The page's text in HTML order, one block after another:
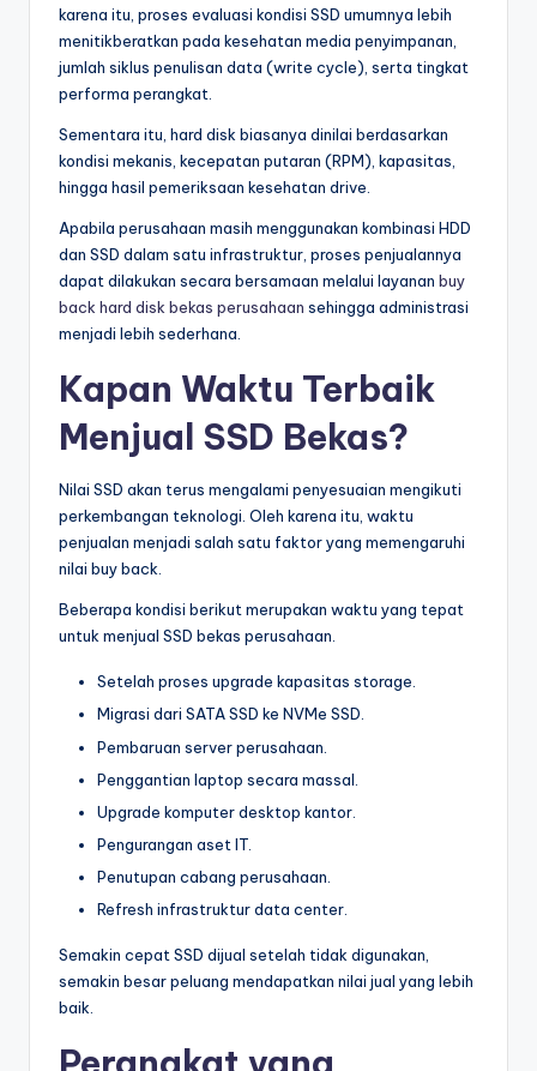
karena itu, proses evaluasi kondisi SSD umumnya lebih
menitikberatkan pada kesehatan media penyimpanan,
jumlah siklus penulisan data (write cycle), serta tingkat
performa perangkat.
Sementara itu, hard disk biasanya dinilai berdasarkan
kondisi mekanis, kecepatan putaran (RPM), kapasitas,
hingga hasil pemeriksaan kesehatan drive.
Apabila perusahaan masih menggunakan kombinasi HDD
dan SSD dalam satu infrastruktur, proses penjualannya
dapat dilakukan secara bersamaan melalui layanan buy
back hard disk bekas perusahaan sehingga administrasi
menjadi lebih sederhana.
Kapan Waktu Terbaik
Menjual SSD Bekas?
Nilai SSD akan terus mengalami penyesuaian mengikuti
perkembangan teknologi. Oleh karena itu, waktu
penjualan menjadi salah satu faktor yang memengaruhi
nilai buy back.
Beberapa kondisi berikut merupakan waktu yang tepat
untuk menjual SSD bekas perusahaan.
Setelah proses upgrade kapasitas storage.
Migrasi dari SATA SSD ke NVMe SSD.
Pembaruan server perusahaan.
Penggantian laptop secara massal.
Upgrade komputer desktop kantor.
Pengurangan aset IT.
Penutupan cabang perusahaan.
Refresh infrastruktur data center.
Semakin cepat SSD dijual setelah tidak digunakan,
semakin besar peluang mendapatkan nilai jual yang lebih
baik.